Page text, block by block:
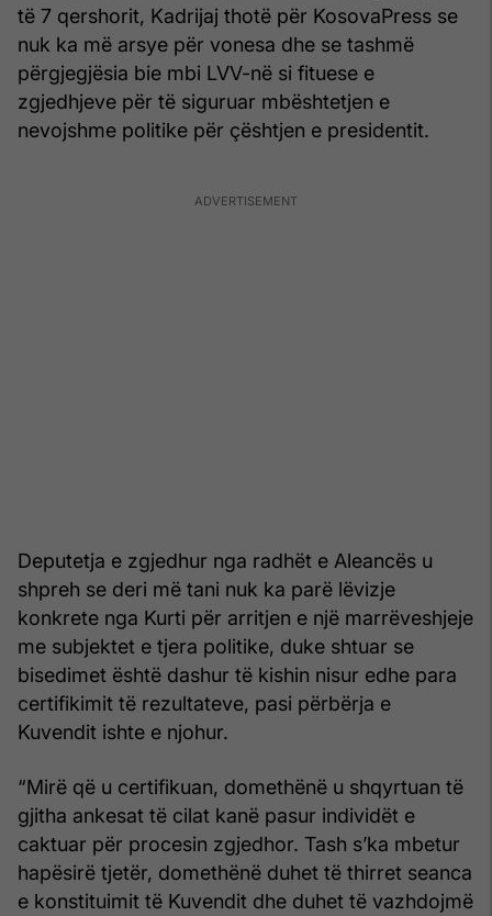
të 7 qershorit, Kadrijaj thotë për KosovaPress se
nuk ka më arsye për vonesa dhe se tashmë
përgjegjësia bie mbi LVV-në si fituese e
zgjedhjeve për të siguruar mbështetjen e
nevojshme politike për çështjen e presidentit.
Deputetja e zgjedhur nga radhët e Aleancës u
shpreh se deri më tani nuk ka parë lëvizje
konkrete nga Kurti për arritjen e një marrëveshjeje
me subjektet e tjera politike, duke shtuar se
bisedimet është dashur të kishin nisur edhe para
certifikimit të rezultateve, pasi përbërja e
Kuvendit ishte e njohur.
“Mirë që u certifikuan, domethënë u shqyrtuan të
gjitha ankesat të cilat kanë pasur individët e
caktuar për procesin zgjedhor. Tash s’ka mbetur
hapësirë tjetër, domethënë duhet të thirret seanca
e konstituimit të Kuvendit dhe duhet të vazhdojmë